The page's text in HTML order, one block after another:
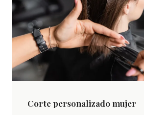
Corte personalizado mujer
Corte personalizado mujer